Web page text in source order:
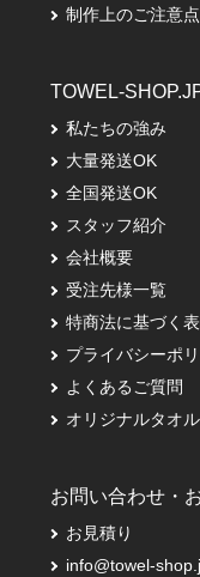
制作上のご注意点
TOWEL-
私たちの強み
大量発送OK
全国発送OK
スタッフ紹介
会社概要
受注先様一覧
特商法に基づく
プライバシーポ
よくあるご質問
オリジナルタオ
お問い合わせ・
お見積り
info@towel-